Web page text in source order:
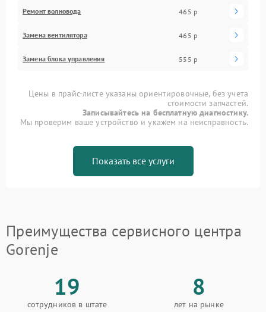
Ремонт волновода 465 р
Замена вентилятора 465 р
Замена блока управления 555 р
Цены в прайс-листе указаны ориентировочные, без учета
стоимости запчастей.
Записывайтесь на бесплатную диагностику.
Мы проверим ваше устройство и укажем на неисправность.
Показать все услуги
Преимущества сервисного центра
Gorenje
19
сотрудников в штате
8
лет на рынке